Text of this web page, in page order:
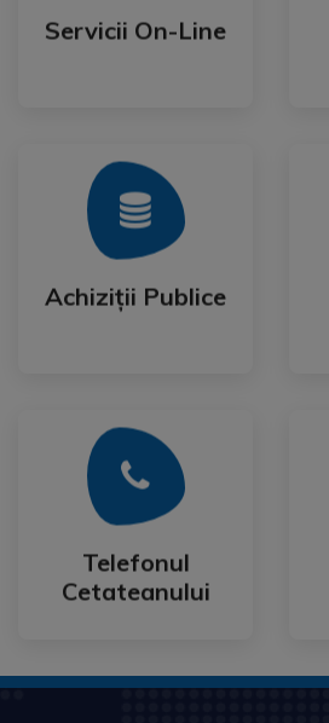
Servicii On-Line
Servicii On-Line
Achiziții Publice
Achiziții Publice
Mai Mult
Telefonul
Cetateanului
Telefonul
Cetateanului
Mai Mult